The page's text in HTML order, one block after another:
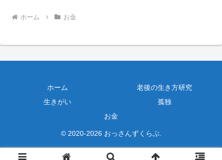
ホーム お金
ホーム
老後の生き方研究
生きがい
孤独
お金
© 2020-2026 おっさんずくらぶ.